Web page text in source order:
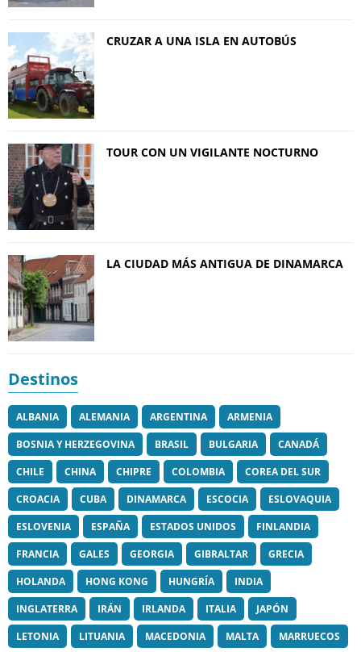
CRUZAR A UNA ISLA EN AUTOBÚS
TOUR CON UN VIGILANTE NOCTURNO
LA CIUDAD MÁS ANTIGUA DE DINAMARCA
Destinos
ALBANIA ALEMANIA ARGENTINA
ARMENIA
BOSNIA Y HERZEGOVINA
BRASIL BULGARIA
CANADÁ
CHILE
CHINA CHIPRE COLOMBIA
COREA DEL SUR
CROACIA
CUBA DINAMARCA ESCOCIA
ESLOVAQUIA
ESLOVENIA
ESPAÑA ESTADOS UNIDOS
FINLANDIA
FRANCIA
GALES GEORGIA GIBRALTAR
GRECIA
HOLANDA
HONG KONG HUNGRÍA
INDIA
INGLATERRA
IRÁN IRLANDA ITALIA
JAPÓN
LETONIA
LITUANIA MACEDONIA MALTA MARRUECOS